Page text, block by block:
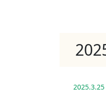
2025.3.25